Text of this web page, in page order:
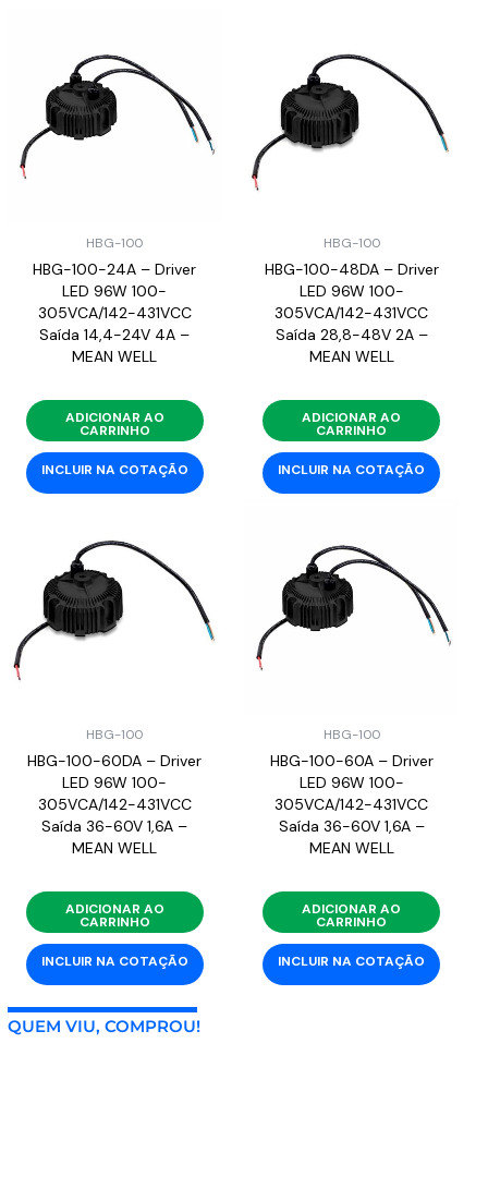
HBG-100
HBG-100-24A – Driver
LED 96W 100-
305VCA/142-431VCC
Saída 14,4-24V 4A –
MEAN WELL
ADICIONAR AO
CARRINHO
INCLUIR NA COTAÇÃO
HBG-100
HBG-100-48DA – Driver
LED 96W 100-
305VCA/142-431VCC
Saída 28,8-48V 2A –
MEAN WELL
ADICIONAR AO
CARRINHO
INCLUIR NA COTAÇÃO
HBG-100
HBG-100-60DA – Driver
LED 96W 100-
305VCA/142-431VCC
Saída 36-60V 1,6A –
MEAN WELL
ADICIONAR AO
CARRINHO
INCLUIR NA COTAÇÃO
HBG-100
HBG-100-60A – Driver
LED 96W 100-
305VCA/142-431VCC
Saída 36-60V 1,6A –
MEAN WELL
ADICIONAR AO
CARRINHO
INCLUIR NA COTAÇÃO
QUEM VIU, COMPROU!